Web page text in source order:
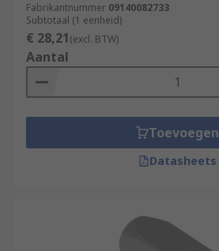
Fabrikantnummer 09140082733
Subtotaal (1 eenheid)
€ 28,21(excl. BTW)
Aantal
Toevoegen
Datasheets